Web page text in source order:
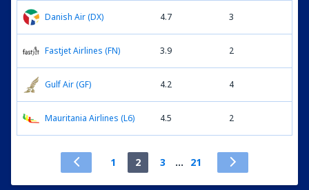
Danish Air (DX) 4.7 3
Fastjet Airlines (FN) 3.9 2
Gulf Air (GF) 4.2 4
Mauritania Airlines (L6) 4.5 2
1 2 3 ... 21